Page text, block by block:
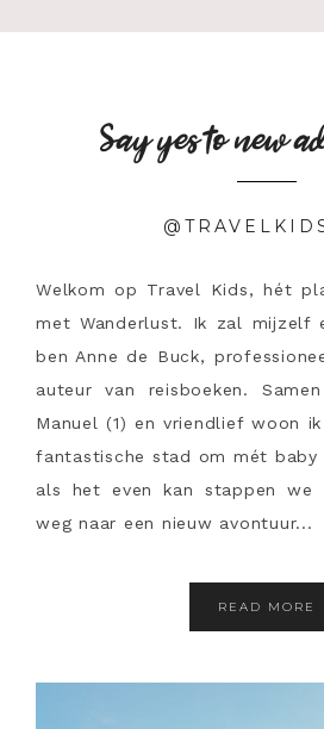
Say yes to new
Welkom op Travel Kids, hét
met Wanderlust. Ik zal mijzelf
ben Anne de Buck,
auteur van reisboeken.
Manuel (1) en vriendlief woon
fantastische stad om mét baby
als het even kan stappen
weg naar een nieuw avontuur...
READ MORE